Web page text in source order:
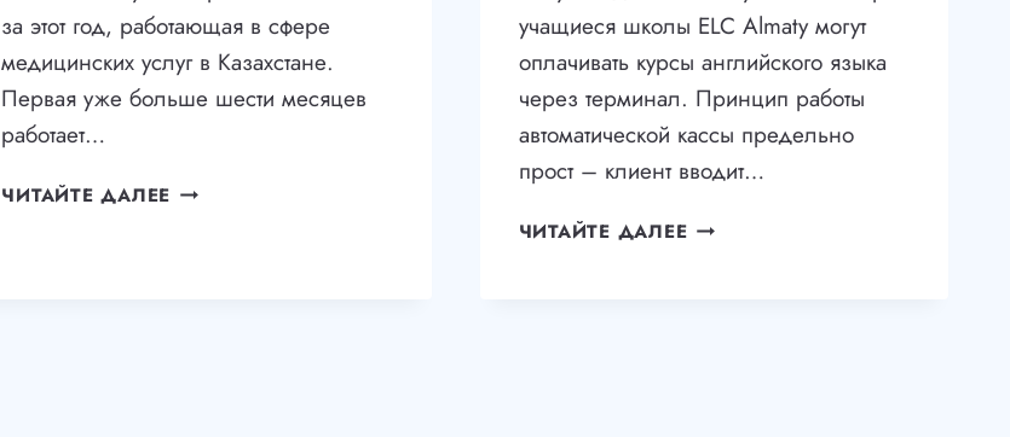
за этот год, работающая в сфере
медицинских услуг в Казахстане.
Первая уже больше шести месяцев
работает…
ЧИТАЙТЕ ДАЛЕЕ НАШИ
учащиеся школы ELC Almaty могут
оплачивать курсы английского языка
через терминал. Принцип работы
автоматической кассы предельно
прост – клиент вводит…
ЧИТАЙТЕ ДАЛЕЕЭЛЕКТРОННЫЙ